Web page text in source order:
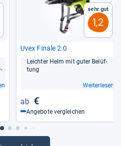
Sehr gut
1,2
Uvex Finale 2.0
Leich­ter Helm mit guter Belüf­
tung
Weiterlesen
€
Angebote vergleichen